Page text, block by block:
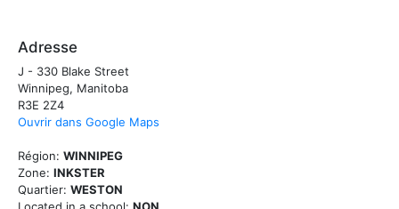
Adresse
J - 330 Blake Street
Winnipeg, Manitoba
R3E 2Z4
Ouvrir dans Google Maps
Région: WINNIPEG
Zone: INKSTER
Quartier: WESTON